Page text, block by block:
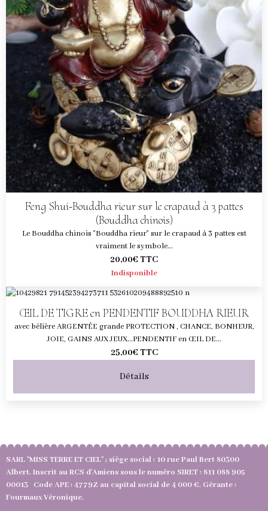
Feng Shui-Bouddha rieur sur le crapaud à 3 pattes
(Bouddha chinois)
Le Bouddha chinois "Bouddha rieur" sur le crapaud à 3 pattes est
vraiment le symbole...
20,00€ TTC
Indisponible
ŒIL DE TIGRE en PENDENTIF BOUDDHA RIEUR
avec bélière ARGENTÉE grande PROTECTION , CHANCE, BONHEUR,
JOIE, GAINS AUX JEUX...PENDENTIF en ŒIL DE...
25,00€ TTC
Détails
SARL "MISS TERRE ET CIEL" ; siège social : 10 rue Paul Bert 80300
Albert. Inscrit au RCS d'Amiens sous le numéro SIRET : 811 088 905
00013 Code APE : 4779Z au capital social de 4 000 €. Gérante :
Fourmaux Véronique.